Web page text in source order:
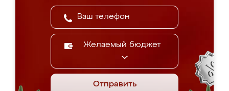
Желаемый бюджет
Отправить